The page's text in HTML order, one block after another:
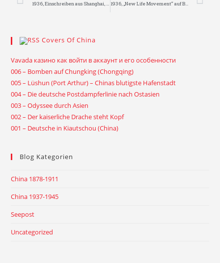
1936, Einschreiben aus Shanghai, Luftpostdienst verschoben, per Dampfer weitergeleitet 1936, „New Life Movement“ auf Brief aus Hankow nach Kanada
Covers Of China
Vavada казино как войти в аккаунт и его особенности
006 – Bomben auf Chungking (Chongqing)
005 – Lüshun (Port Arthur) – Chinas blutigste Hafenstadt
004 – Die deutsche Postdampferlinie nach Ostasien
003 – Odyssee durch Asien
002 – Der kaiserliche Drache steht Kopf
001 – Deutsche in Kiautschou (China)
Blog Kategorien
China 1878-1911
China 1937-1945
Seepost
Uncategorized